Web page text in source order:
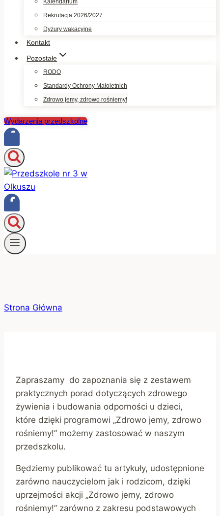
Kalendarium
Rekrutacja 2026/2027
Dyżury wakacyjne
Kontakt
Pozostałe
RODO
Standardy Ochrony Małoletnich
Zdrowo jemy, zdrowo rośniemy!
Wydarzenia przedszkolne
Strona Główna
Zapraszamy do zapoznania się z zestawem
praktycznych porad dotyczących zdrowego
żywienia i budowania odporności u dzieci,
które dzięki programowi „Zdrowo jemy, zdrowo
rośniemy!” możemy zastosować w naszym
przedszkolu.
Będziemy publikować tu artykuły, udostępnione
zarówno nauczycielom jak i rodzicom, dzięki
uprzejmości akcji „Zdrowo jemy, zdrowo
rośniemy!” zarówno z zakresu podstawowych